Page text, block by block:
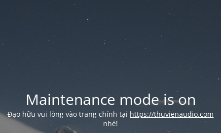
Maintenance mode is on
Đạo hữu vui lòng vào trang chính tại https://thuvienaudio.com
nhé!